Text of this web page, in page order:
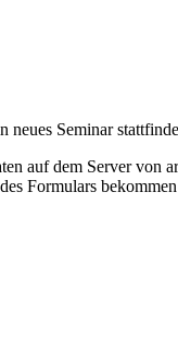
Seminar
auf dem Server
Formulars